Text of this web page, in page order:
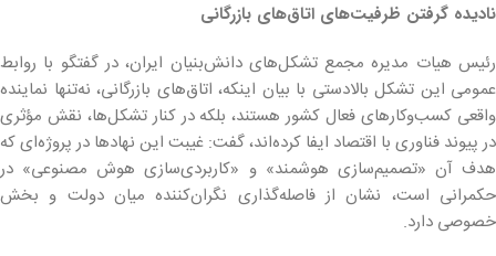
نادیده گرفتن ظرفیت‌های اتاق‌های بازرگانی
رئیس هیات مدیره مجمع تشکل‌های دانش‌بنیان ایران، در گفتگو با روابط
عمومی این تشکل بالادستی با بیان اینکه، اتاق‌های بازرگانی، نه‌تنها نماینده
واقعی کسب‌وکارهای فعال کشور هستند، بلکه در کنار تشکل‌ها، نقش مؤثری
در پیوند فناوری با اقتصاد ایفا کرده‌اند، گفت: غیبت این نهادها در پروژه‌ای که
هدف آن «تصمیم‌سازی هوشمند» و «کاربردی‌سازی هوش مصنوعی» در
حکمرانی است، نشان از فاصله‌گذاری نگران‌کننده میان دولت و بخش
خصوصی دارد.